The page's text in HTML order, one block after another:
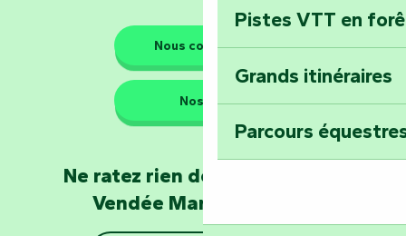
Les gardiens de la nature
Pistes VTT en
Grands itinéraires
Parcours
Nous contacter
Nos QG
Ne ratez rien de l'actualité en
Vendée Marais Poitevin